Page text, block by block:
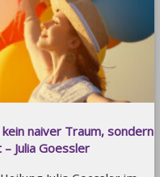
naiver Traum, sondern
Julia Goessler